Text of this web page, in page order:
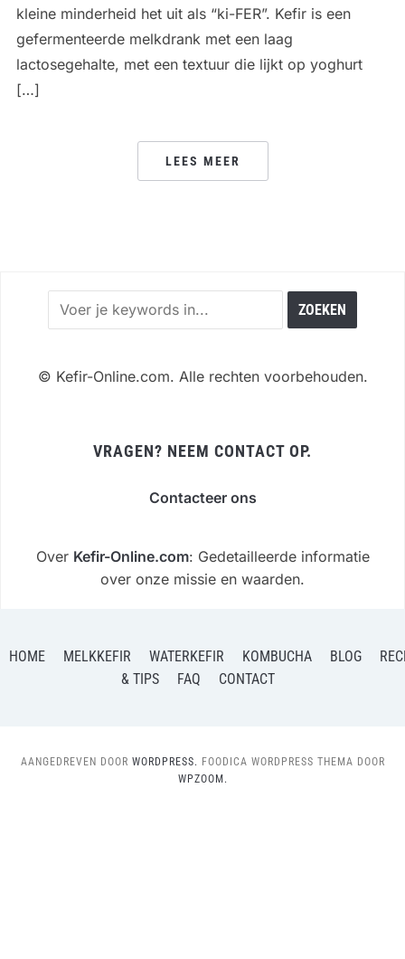
kleine minderheid het uit als “ki-FER”. Kefir is een
gefermenteerde melkdrank met een laag
lactosegehalte, met een textuur die lijkt op yoghurt
[…]
LEES MEER
© Kefir-Online.com. Alle rechten voorbehouden.
VRAGEN? NEEM CONTACT OP.
Contacteer ons
Over Kefir-Online.com: Gedetailleerde informatie
over onze missie en waarden.
HOME MELKKEFIR WATERKEFIR KOMBUCHA BLOG
& TIPS
FAQ CONTACT
AANGEDREVEN DOOR WORDPRESS. FOODICA WORDPRESS THEMA DOOR
WPZOOM.